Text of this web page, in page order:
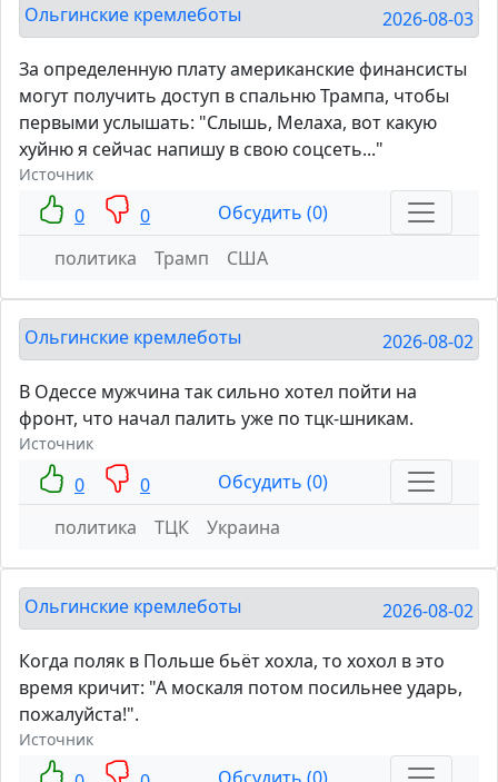
Ольгинские кремлеботы 2026-08-03
За определенную плату американские финансисты
могут получить доступ в спальню Трампа, чтобы
первыми услышать: "Слышь, Мелаха, вот какую
хуйню я сейчас напишу в свою соцсеть..."
Источник
0 0
Обсудить (0)
политика
Трамп США
Ольгинские кремлеботы 2026-08-02
В Одессе мужчина так сильно хотел пойти на
фронт, что начал палить уже по тцк-шникам.
Источник
0 0
Обсудить (0)
политика
ТЦК Украина
Ольгинские кремлеботы 2026-08-02
Когда поляк в Польше бьёт хохла, то хохол в это
время кричит: "А москаля потом посильнее ударь,
пожалуйста!".
Источник